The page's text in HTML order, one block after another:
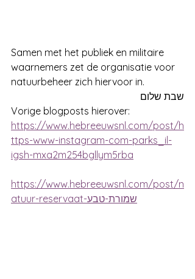
Samen met het publiek en militaire
waarnemers zet de organisatie voor
natuurbeheer zich hiervoor in.
שבת שלום
Vorige blogposts hierover:
https://www.hebreeuwsnl.com/post/h
ttps-www-instagram-com-parks_il-
igsh-mxa2m254bgllym5rba
https://www.hebreeuwsnl.com/post/n
atuur-reservaat-שמורת-טבע